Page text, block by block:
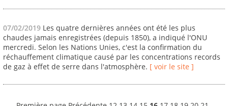
07/02/2019 Les quatre dernières années ont été les plus
chaudes jamais enregistrées (depuis 1850), a indiqué l'ONU
mercredi. Selon les Nations Unies, c'est la confirmation du
réchauffement climatique causé par les concentrations records
de gaz à effet de serre dans l'atmosphère. [ voir le site ]